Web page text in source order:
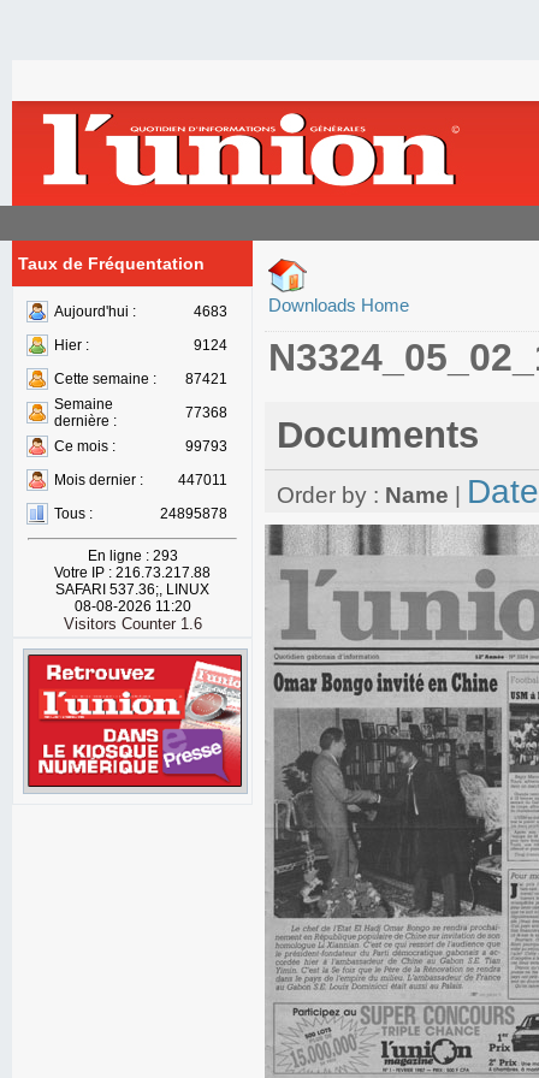
Taux de Fréquentation
Aujourd'hui :
4683
Hier :
9124
Cette semaine :
87421
Semaine
dernière :
77368
Ce mois :
99793
Mois dernier :
447011
Tous :
24895878
En ligne : 293
Votre IP : 216.73.217.88
SAFARI 537.36;, LINUX
08-08-2026 11:20
Visitors Counter 1.6
Downloads Home
Documents
Order by : Name Date